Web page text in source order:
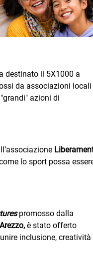
destinato il 5X1000 a
da associazioni locali
azioni di
lo sport possa
promosso dalla
è stato offerto
inclusione, creatività